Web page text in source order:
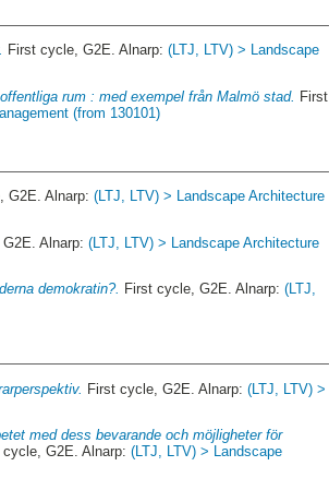
First cycle, G2E. Alnarp:(LTJ, LTV) > Landscape
rum : med exempel från Malmö stad.
First
(from 130101)
G2E. Alnarp:(LTJ, LTV) > Landscape Architecture
Alnarp:(LTJ, LTV) > Landscape Architecture
demokratin?. First cycle, G2E. Alnarp:(LTJ,
First cycle, G2E. Alnarp:(LTJ, LTV) >
med dess bevarande och möjligheter för
cycle, G2E. Alnarp:(LTJ, LTV) > Landscape